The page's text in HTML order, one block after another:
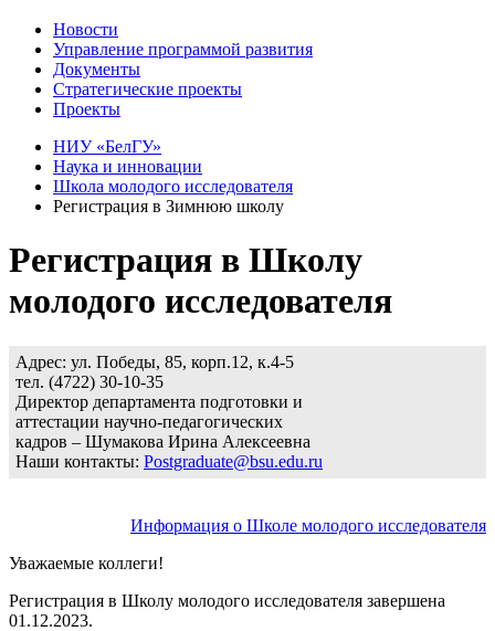
Новости
Управление программой развития
Документы
Стратегические проекты
Проекты
НИУ «БелГУ»
Наука и инновации
Школа молодого исследователя
Регистрация в Зимнюю школу
Регистрация в Школу
молодого исследователя
Адрес: ул. Победы, 85, корп.12, к.4-5
тел. (4722) 30-10-35
Директор департамента подготовки и
аттестации научно-педагогических
кадров – Шумакова Ирина Алексеевна
Наши контакты: Postgraduate@bsu.edu.ru
Информация о Школе молодого исследователя
Уважаемые коллеги!
Регистрация в Школу молодого исследователя завершена
01.12.2023.